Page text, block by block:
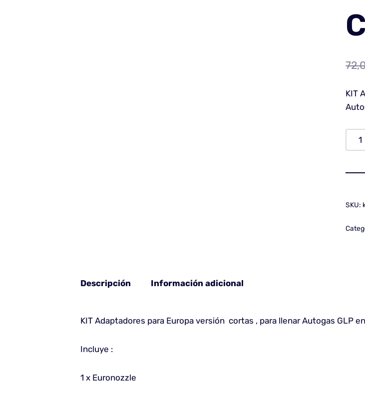
KIT
SKU:
Descripción Información adicional
KIT Adaptadores para Europa versión cortas , para llenar Autogas GLP
Incluye :
1 x Euronozzle